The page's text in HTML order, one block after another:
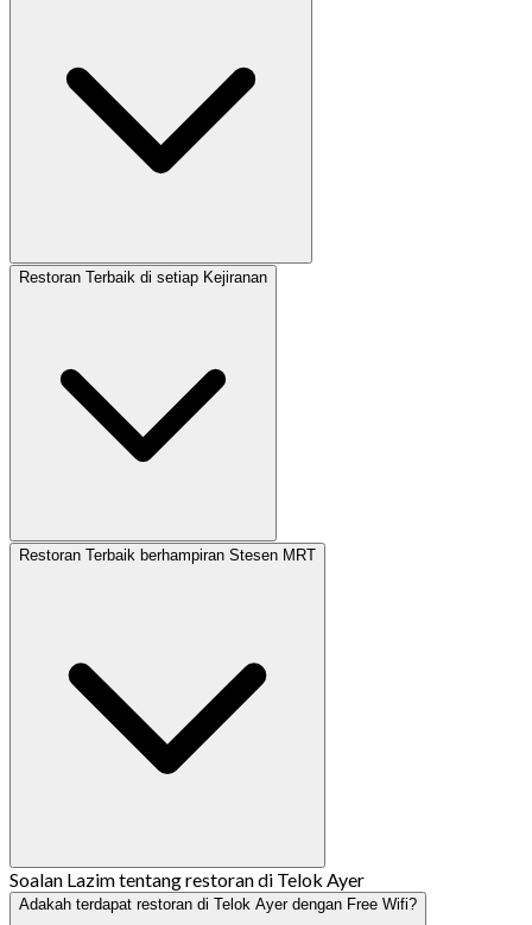
Restoran Terbaik di setiap Kejiranan
Restoran Terbaik berhampiran Stesen MRT
Soalan Lazim tentang restoran di Telok Ayer
Adakah terdapat restoran di Telok Ayer dengan Free Wifi?